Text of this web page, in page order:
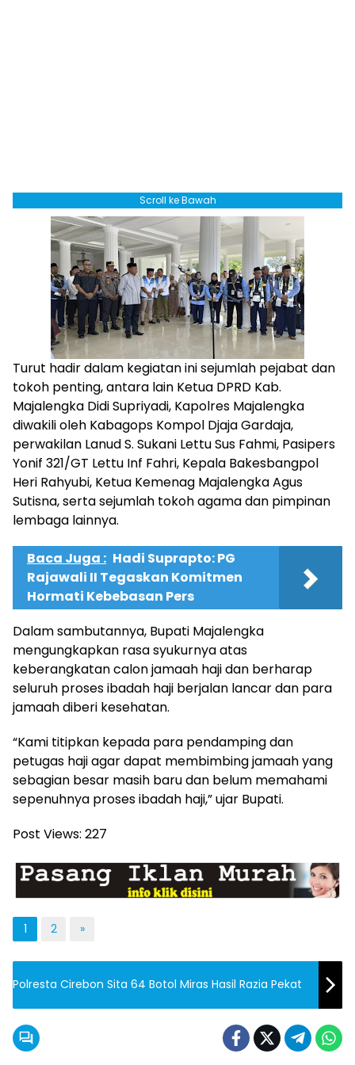
Scroll ke Bawah
Turut hadir dalam kegiatan ini sejumlah pejabat dan
tokoh penting, antara lain Ketua DPRD Kab.
Majalengka Didi Supriyadi, Kapolres Majalengka
diwakili oleh Kabagops Kompol Djaja Gardaja,
perwakilan Lanud S. Sukani Lettu Sus Fahmi, Pasipers
Yonif 321/GT Lettu Inf Fahri, Kepala Bakesbangpol
Heri Rahyubi, Ketua Kemenag Majalengka Agus
Sutisna, serta sejumlah tokoh agama dan pimpinan
lembaga lainnya.
Baca Juga : Hadi Suprapto: PG
Rajawali II Tegaskan Komitmen
Hormati Kebebasan Pers
Dalam sambutannya, Bupati Majalengka
mengungkapkan rasa syukurnya atas
keberangkatan calon jamaah haji dan berharap
seluruh proses ibadah haji berjalan lancar dan para
jamaah diberi kesehatan.
“Kami titipkan kepada para pendamping dan
petugas haji agar dapat membimbing jamaah yang
sebagian besar masih baru dan belum memahami
sepenuhnya proses ibadah haji,” ujar Bupati.
Post Views: 227
1 2 »
Polresta Cirebon Sita 64 Botol Miras Hasil Razia Pekat